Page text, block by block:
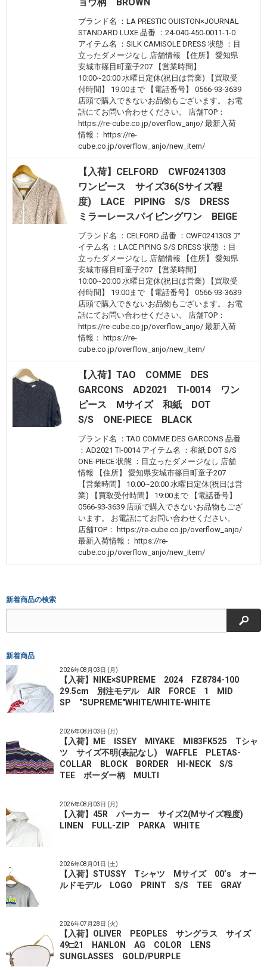
ブランド名 ：LA PRESTIC OUISTON×JOURNAL
STANDARD LUXE 品番 ：24-040-450-0011-1-0
アイテム名 ：SILK CAMISOLE DRESS 状態 ：目
立ったダメージなし 店舗情報 【住所】 愛知県
安城市篠目町童子207 【営業時間】
10:00~20:00 水曜日定休(祝日は営業) 【買取受
付時間】 19:00まで 【電話番号】 0566-93-3639
店頭で購入できないお品物もございます。 お電
話にてお問い合わせください。 店舗TOP：
https://re-cube.co.jp/overflow_anjo/ 最新入荷
情報： https://re-
cube.co.jp/overflow_anjo/new_item/
【入荷】CELFORD CWF0241303
ワンピース サイズ36(Sサイズ程
度) LACE PIPING S/S DRESS
ミラーレースパイピングワン BEIGE
ブランド名 ：CELFORD 品番 ：CWF0241303 ア
イテム名 ：LACE PIPING S/S DRESS 状態 ：目
立ったダメージなし 店舗情報 【住所】 愛知県
安城市篠目町童子207 【営業時間】
10:00~20:00 水曜日定休(祝日は営業) 【買取受
付時間】 19:00まで 【電話番号】 0566-93-3639
店頭で購入できないお品物もございます。 お電
話にてお問い合わせください。 店舗TOP：
https://re-cube.co.jp/overflow_anjo/ 最新入荷
情報： https://re-
cube.co.jp/overflow_anjo/new_item/
【入荷】TAO COMME DES
GARCONS AD2021 TI-0014 ワン
ピース Mサイズ 和紙 DOT
S/S ONE-PIECE BLACK
ブランド名 ：TAO COMME DES GARCONS 品番
：AD2021 TI-0014 アイテム名 ：和紙 DOT S/S
ONE-PIECE 状態 ：目立ったダメージなし 店舗
情報 【住所】 愛知県安城市篠目町童子207
【営業時間】 10:00~20:00 水曜日定休(祝日は営
業) 【買取受付時間】 19:00まで 【電話番号】
0566-93-3639 店頭で購入できないお品物もござ
います。 お電話にてお問い合わせください。
店舗TOP： https://re-cube.co.jp/overflow_anjo/
最新入荷情報： https://re-
cube.co.jp/overflow_anjo/new_item/
新着商品の検索
検索
新着商品
2026年08月03日 (月)
【入荷】NIKE×SUPREME 2024 FZ8784-100
29.5cm 別注モデル AIR FORCE 1 MID
SP "SUPREME"WHITE/WHITE-WHITE
2026年08月03日 (月)
【入荷】ME ISSEY MIYAKE MI83FK525 Tシャ
ツ サイズ不明(表記なし) WAFFLE PLETAS-
COLLAR BLOCK BORDER HI-NECK S/S
TEE ボーダー柄 MULTI
2026年08月03日 (月)
【入荷】45R パーカー サイズ2(Mサイズ程度)
LINEN FULL-ZIP PARKA WHITE
2026年08月01日 (土)
【入荷】STUSSY Tシャツ Mサイズ 00’s オー
ルドモデル LOGO PRINT S/S TEE GRAY
2026年07月28日 (火)
【入荷】OLIVER PEOPLES サングラス サイズ
49□21 HANLON AG COLOR LENS
SUNGLASSES GOLD/PURPLE